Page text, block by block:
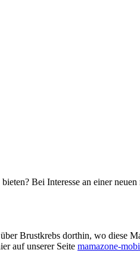
Bei Interesse an einer
Brustkrebs dorthin, wo diese
auf unserer Seite mamazone-